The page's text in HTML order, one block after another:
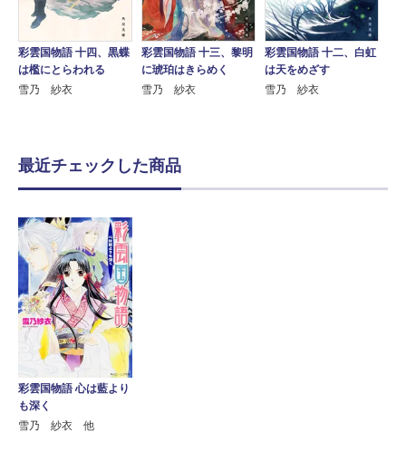
彩雲国物語 十四、黒蝶
は檻にとらわれる
雪乃 紗衣
彩雲国物語 十三、黎明
に琥珀はきらめく
雪乃 紗衣
彩雲国物語 十二、白虹
は天をめざす
雪乃 紗衣
最近チェックした商品
彩雲国物語 心は藍より
も深く
雪乃 紗衣 他